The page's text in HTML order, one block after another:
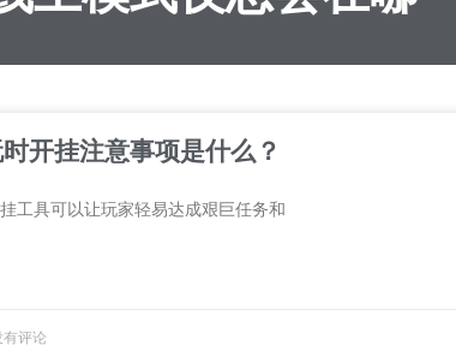
开挂注意事项是什么？
工具可以让玩家轻易达成艰巨任务和
有评论